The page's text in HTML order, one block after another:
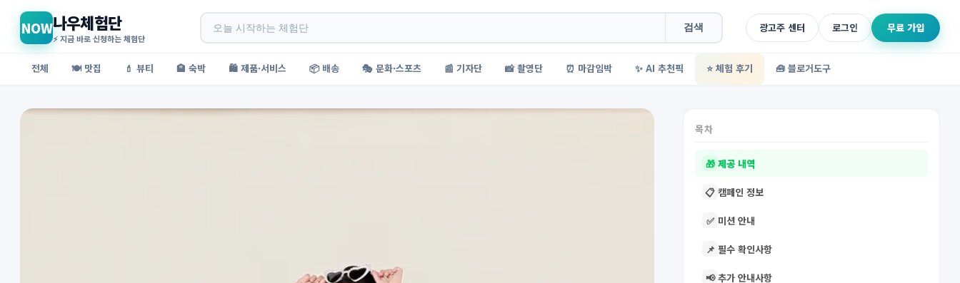
NOW나우체험단
⚡ 지금 바로 신청하는 체험단
검색 광고주 센터 로그인 무료 가입
전체 🍽️ 맛집 💄 뷰티 🏨 숙박 🛍️ 제품·서비스 📦 배송 🎭 문화·스포츠 📰 기자단 📸 촬영단 ⏰ 마감임박 ✨ AI 추천픽 ⭐ 체험 후기 🧰 블로거도구
목차
🎁 제공 내역
📋 캠페인 정보
✅ 미션 안내
📌 필수 확인사항
📢 추가 안내사항